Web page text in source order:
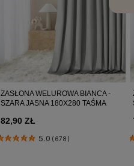
ZASŁONA WELUROWA BIANCA -
SZARA JASNA 180X280 TAŚMA
82,90 ZŁ
5.0 (678)